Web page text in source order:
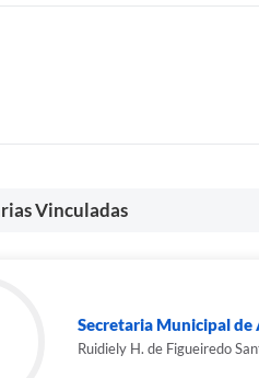
Vinculadas
Secretaria Municipal de
Ruidiely H. de Figueiredo